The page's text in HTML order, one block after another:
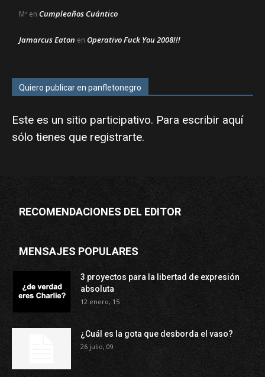
Mª en Cumpleaños Cuántico
Jamarcus Eaton en Operativo Fuck You 2008!!!
Quiero publicar en panfletonegro
Este es un sitio participativo. Para escribir aquí
sólo tienes que registrarte.
RECOMENDACIONES DEL EDITOR
MENSAJES POPULARES
3 proyectos para la libertad de expresión
absoluta
12 enero, 15
¿Cuál es la gota que desborda el vaso?
26 julio, 09